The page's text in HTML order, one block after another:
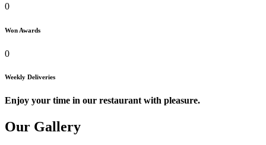
0
Won Awards
0
Weekly Deliveries
Enjoy your time in our restaurant with pleasure.
Our Gallery